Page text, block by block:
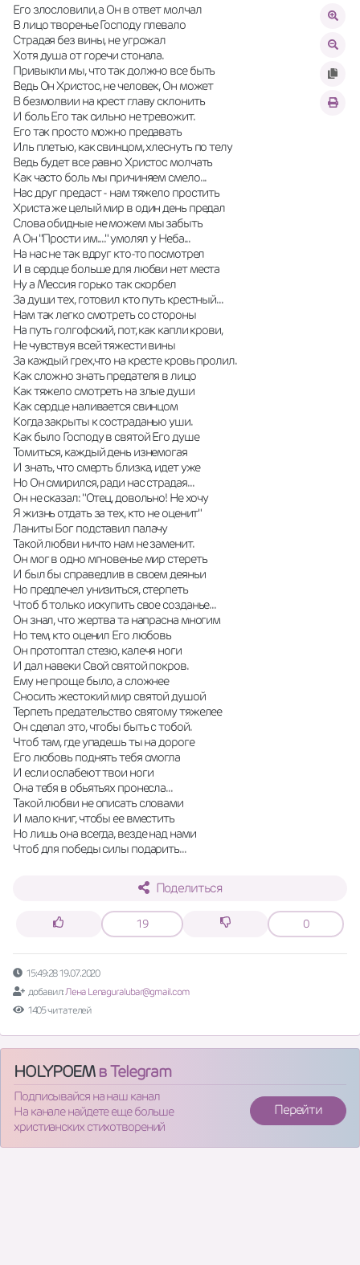
Его злословили, а Он в ответ молчал
В лицо творенье Господу плевало
Страдая без вины, не угрожал
Хотя душа от горечи стонала.
Привыкли мы, что так должно все быть
Ведь Он Христос, не человек, Он может
В безмолвии на крест главу склонить
И боль Его так сильно не тревожит.
Его так просто можно предавать
Иль плетью, как свинцом, хлеснуть по телу
Ведь будет все равно Христос молчать
Как часто боль мы причиняем смело...
Нас друг предаст - нам тяжело простить
Христа же целый мир в один день предал
Слова обидные не можем мы забыть
А Он "Прости им...." умолял у Неба...
На нас не так вдруг кто-то посмотрел
И в сердце больше для любви нет места
Ну а Мессия горько так скорбел
За души тех, готовил кто путь крестный...
Нам так легко смотреть со стороны
На путь голгофский, пот, как капли крови,
Не чувствуя всей тяжести вины
За каждый грех,что на кресте кровь пролил.
Как сложно знать предателя в лицо
Как тяжело смотреть на злые души
Как сердце наливается свинцом
Когда закрыты к состраданью уши.
Как было Господу в святой Его душе
Томиться, каждый день изнемогая
И знать, что смерть близка, идет уже
Но Он смирился, ради нас страдая...
Он не сказал: "Отец, довольно! Не хочу
Я жизнь отдать за тех, кто не оценит"
Ланиты Бог подставил палачу
Такой любви ничто нам не заменит.
Он мог в одно мгновенье мир стереть
И был бы справедлив в своем деяньи
Но предпечел унизиться, стерпеть
Чтоб б только искупить свое созданье...
Он знал, что жертва та напрасна многим
Но тем, кто оценил Его любовь
Он протоптал стезю, калечя ноги
И дал навеки Свой святой покров.
Ему не проще было, а сложнее
Сносить жестокий мир святой душой
Терпеть предательство святому тяжелее
Он сделал это, чтобы быть с тобой.
Чтоб там, где упадешь ты на дороге
Его любовь поднять тебя смогла
И если ослабеют твои ноги
Она тебя в обьятьях пронесла...
Такой любви не описать словами
И мало книг, чтобы ее вместить
Но лишь она всегда, везде над нами
Чтоб для победы силы подарить...
Поделиться
19 0
15:49:28 19.07.2020
добавил: Лена Lenaguralubar@gmail.com
1405 читателей
HOLYPOEMв Telegram
Подписывайся на наш канал
На канале найдете еще больше
христианских стихотворений
Перейти